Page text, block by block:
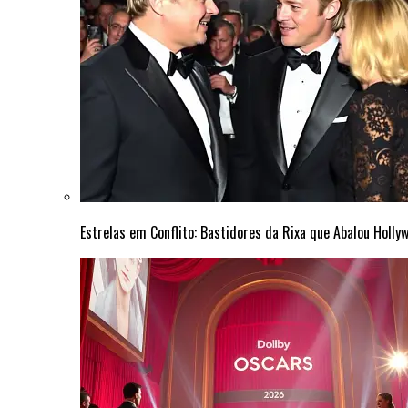
Estrelas em Conflito: Bastidores da Rixa que Abalou